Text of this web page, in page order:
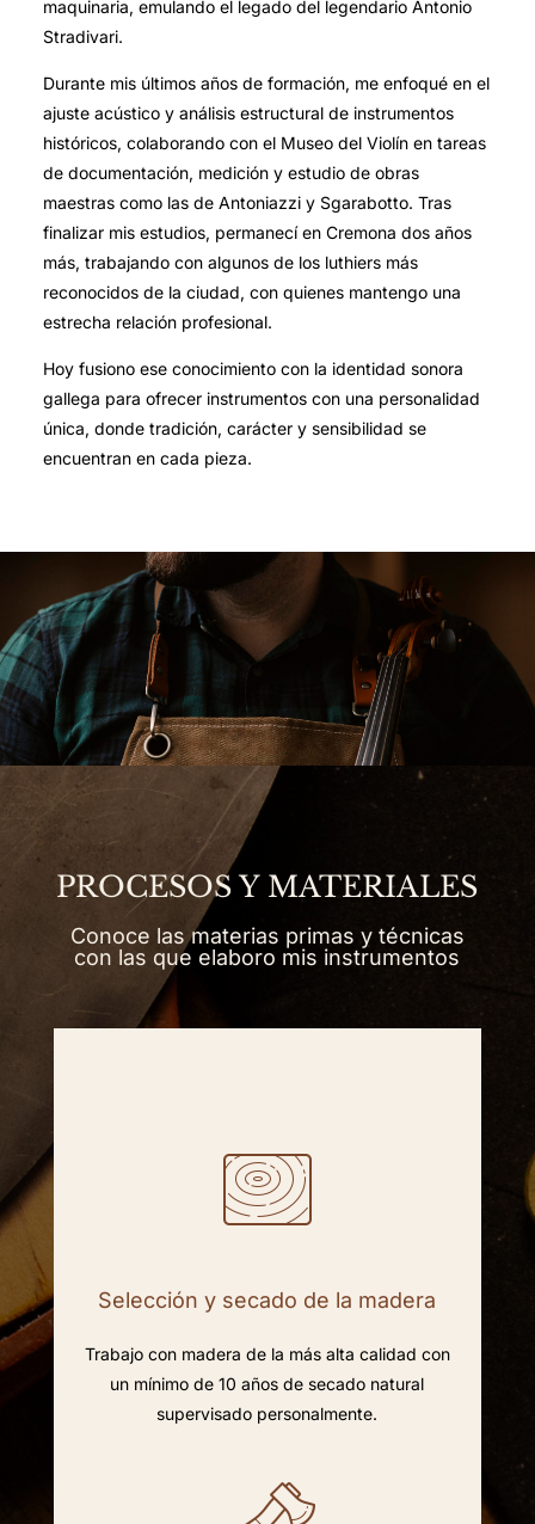
maquinaria, emulando el legado del legendario Antonio
Stradivari.
Durante mis últimos años de formación, me enfoqué en el
ajuste acústico y análisis estructural de instrumentos
históricos, colaborando con el Museo del Violín en tareas
de documentación, medición y estudio de obras
maestras como las de Antoniazzi y Sgarabotto. Tras
finalizar mis estudios, permanecí en Cremona dos años
más, trabajando con algunos de los luthiers más
reconocidos de la ciudad, con quienes mantengo una
estrecha relación profesional.
Hoy fusiono ese conocimiento con la identidad sonora
gallega para ofrecer instrumentos con una personalidad
única, donde tradición, carácter y sensibilidad se
encuentran en cada pieza.
PROCESOS Y MATERIALES
Conoce las materias primas y técnicas
con las que elaboro mis instrumentos
Selección y secado de la madera
Trabajo con madera de la más alta calidad con
un mínimo de 10 años de secado natural
supervisado personalmente.